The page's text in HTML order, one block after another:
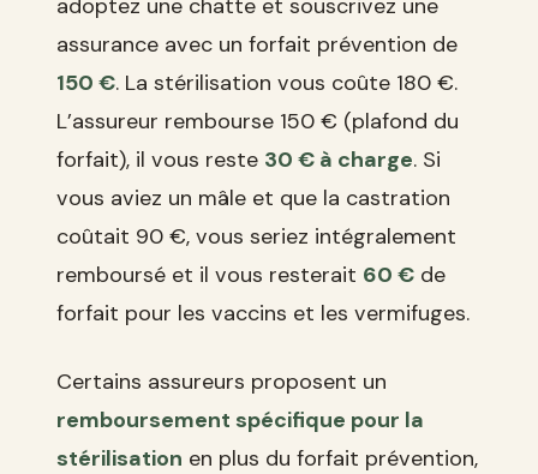
assurance avec un forfait prévention de
150 €. La stérilisation vous coûte 180 €.
L’assureur rembourse 150 € (plafond du
forfait), il vous reste 30 € à charge. Si
vous aviez un mâle et que la castration
coûtait 90 €, vous seriez intégralement
remboursé et il vous resterait 60 € de
forfait pour les vaccins et les vermifuges.
Certains assureurs proposent un
remboursement spécifique pour la
stérilisation en plus du forfait prévention,